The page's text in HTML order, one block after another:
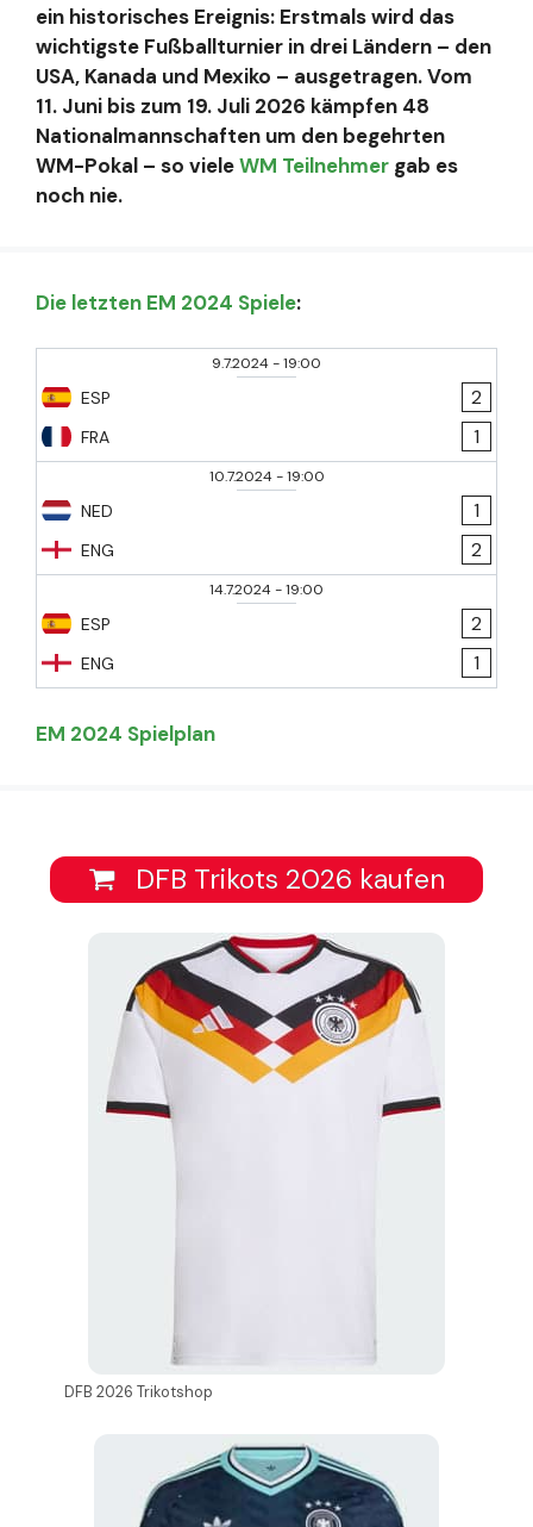
ein historisches Ereignis: Erstmals wird das
wichtigste Fußballturnier in drei Ländern – den
USA, Kanada und Mexiko – ausgetragen. Vom
11. Juni bis zum 19. Juli 2026 kämpfen 48
Nationalmannschaften um den begehrten
WM-Pokal – so vieleWM Teilnehmer gab es
noch nie.
Die letzten EM 2024 Spiele:
9.7.2024-19:00
ESP
FRA
2
1
10.7.2024-19:00
NED
ENG
1
2
14.7.2024-19:00
ESP
ENG
2
1
EM 2024 Spielplan
DFB Trikots 2026 kaufen
DFB 2026 Trikotshop